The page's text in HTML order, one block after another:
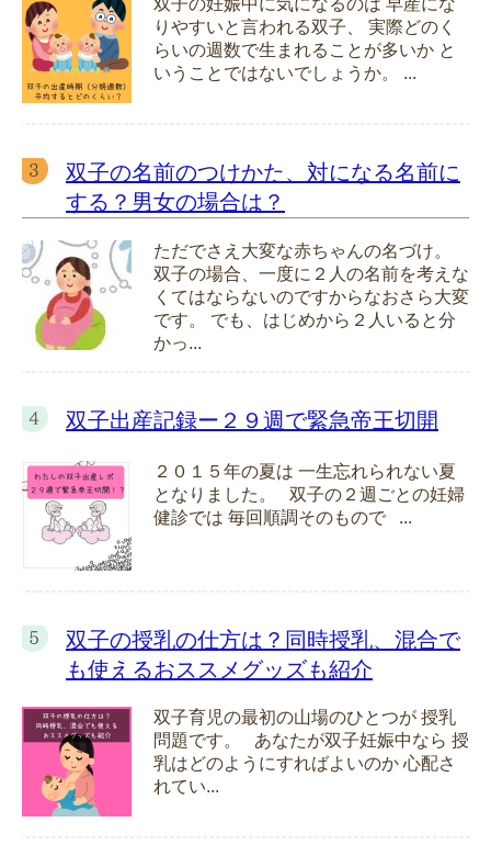
双子の妊娠中に気になるのは 早産にな
りやすいと言われる双子、 実際どのく
らいの週数で生まれることが多いか と
いうことではないでしょうか。 ...
双子の名前のつけかた、対になる名前に
する？男女の場合は？
ただでさえ大変な赤ちゃんの名づけ。
双子の場合、一度に２人の名前を考えな
くてはならないのですからなおさら大変
です。 でも、はじめから２人いると分
かっ...
双子出産記録ー２９週で緊急帝王切開
２０１５年の夏は 一生忘れられない夏
となりました。 双子の２週ごとの妊婦
健診では 毎回順調そのもので ...
双子の授乳の仕方は？同時授乳、混合で
も使えるおススメグッズも紹介
双子育児の最初の山場のひとつが 授乳
問題です。 あなたが双子妊娠中なら 授
乳はどのようにすればよいのか 心配さ
れてい...